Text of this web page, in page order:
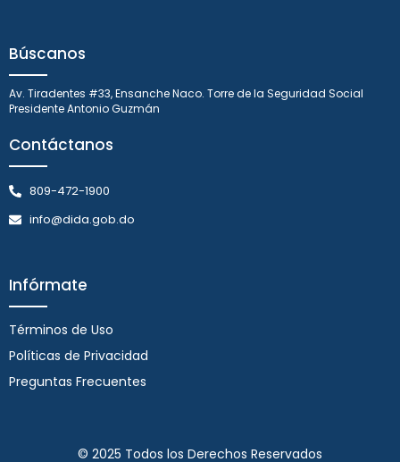
Búscanos
Av. Tiradentes #33, Ensanche Naco. Torre de la Seguridad Social
Presidente Antonio Guzmán
Contáctanos
809-472-1900
info@dida.gob.do
Infórmate
Términos de Uso
Políticas de Privacidad
Preguntas Frecuentes
© 2025 Todos los Derechos Reservados